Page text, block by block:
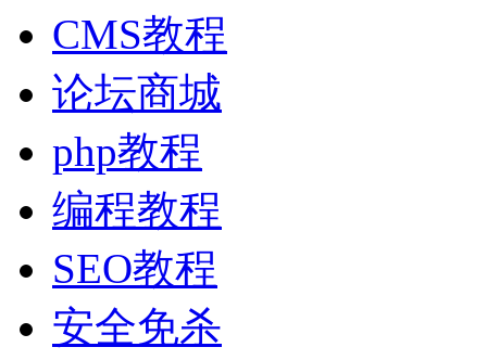
CMS教程
论坛商城
php教程
编程教程
SEO教程
安全免杀